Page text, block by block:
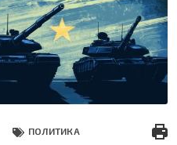
ПОЛИТИКА